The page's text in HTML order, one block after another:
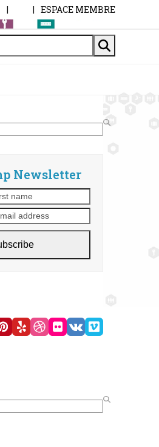
| | ESPACE MEMBRE
Newsletter
email
Pinterest
YelpDribbble
Flickr
VKVimeo